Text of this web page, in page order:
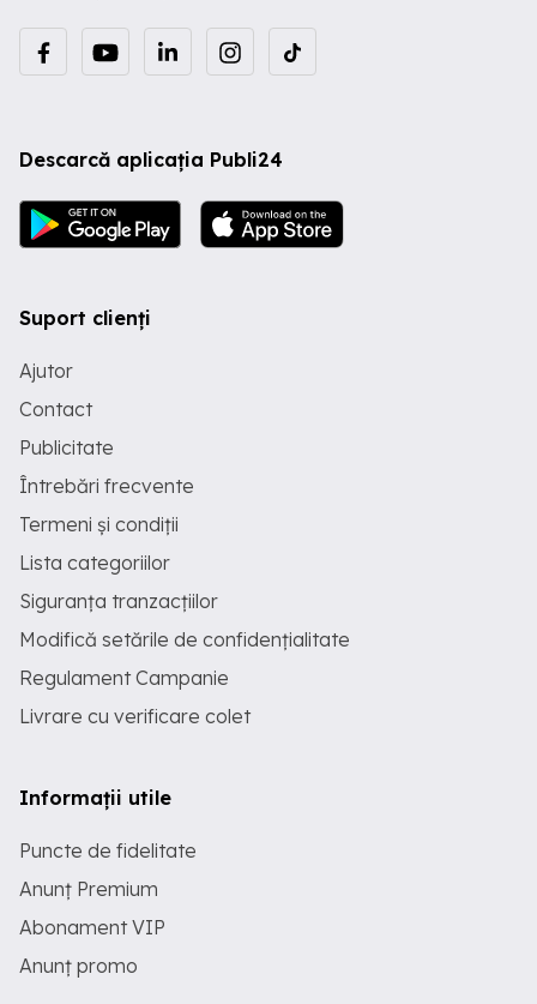
Descarcă aplicația Publi24
Suport clienți
Ajutor
Contact
Publicitate
Întrebări frecvente
Termeni și condiții
Lista categoriilor
Siguranța tranzacțiilor
Modifică setările de confidențialitate
Regulament Campanie
Livrare cu verificare colet
Informații utile
Puncte de fidelitate
Anunț Premium
Abonament VIP
Anunț promo